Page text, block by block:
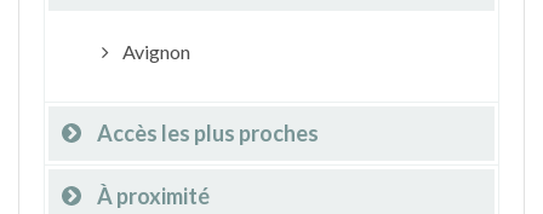
Avignon
Accès les plus proches
À proximité